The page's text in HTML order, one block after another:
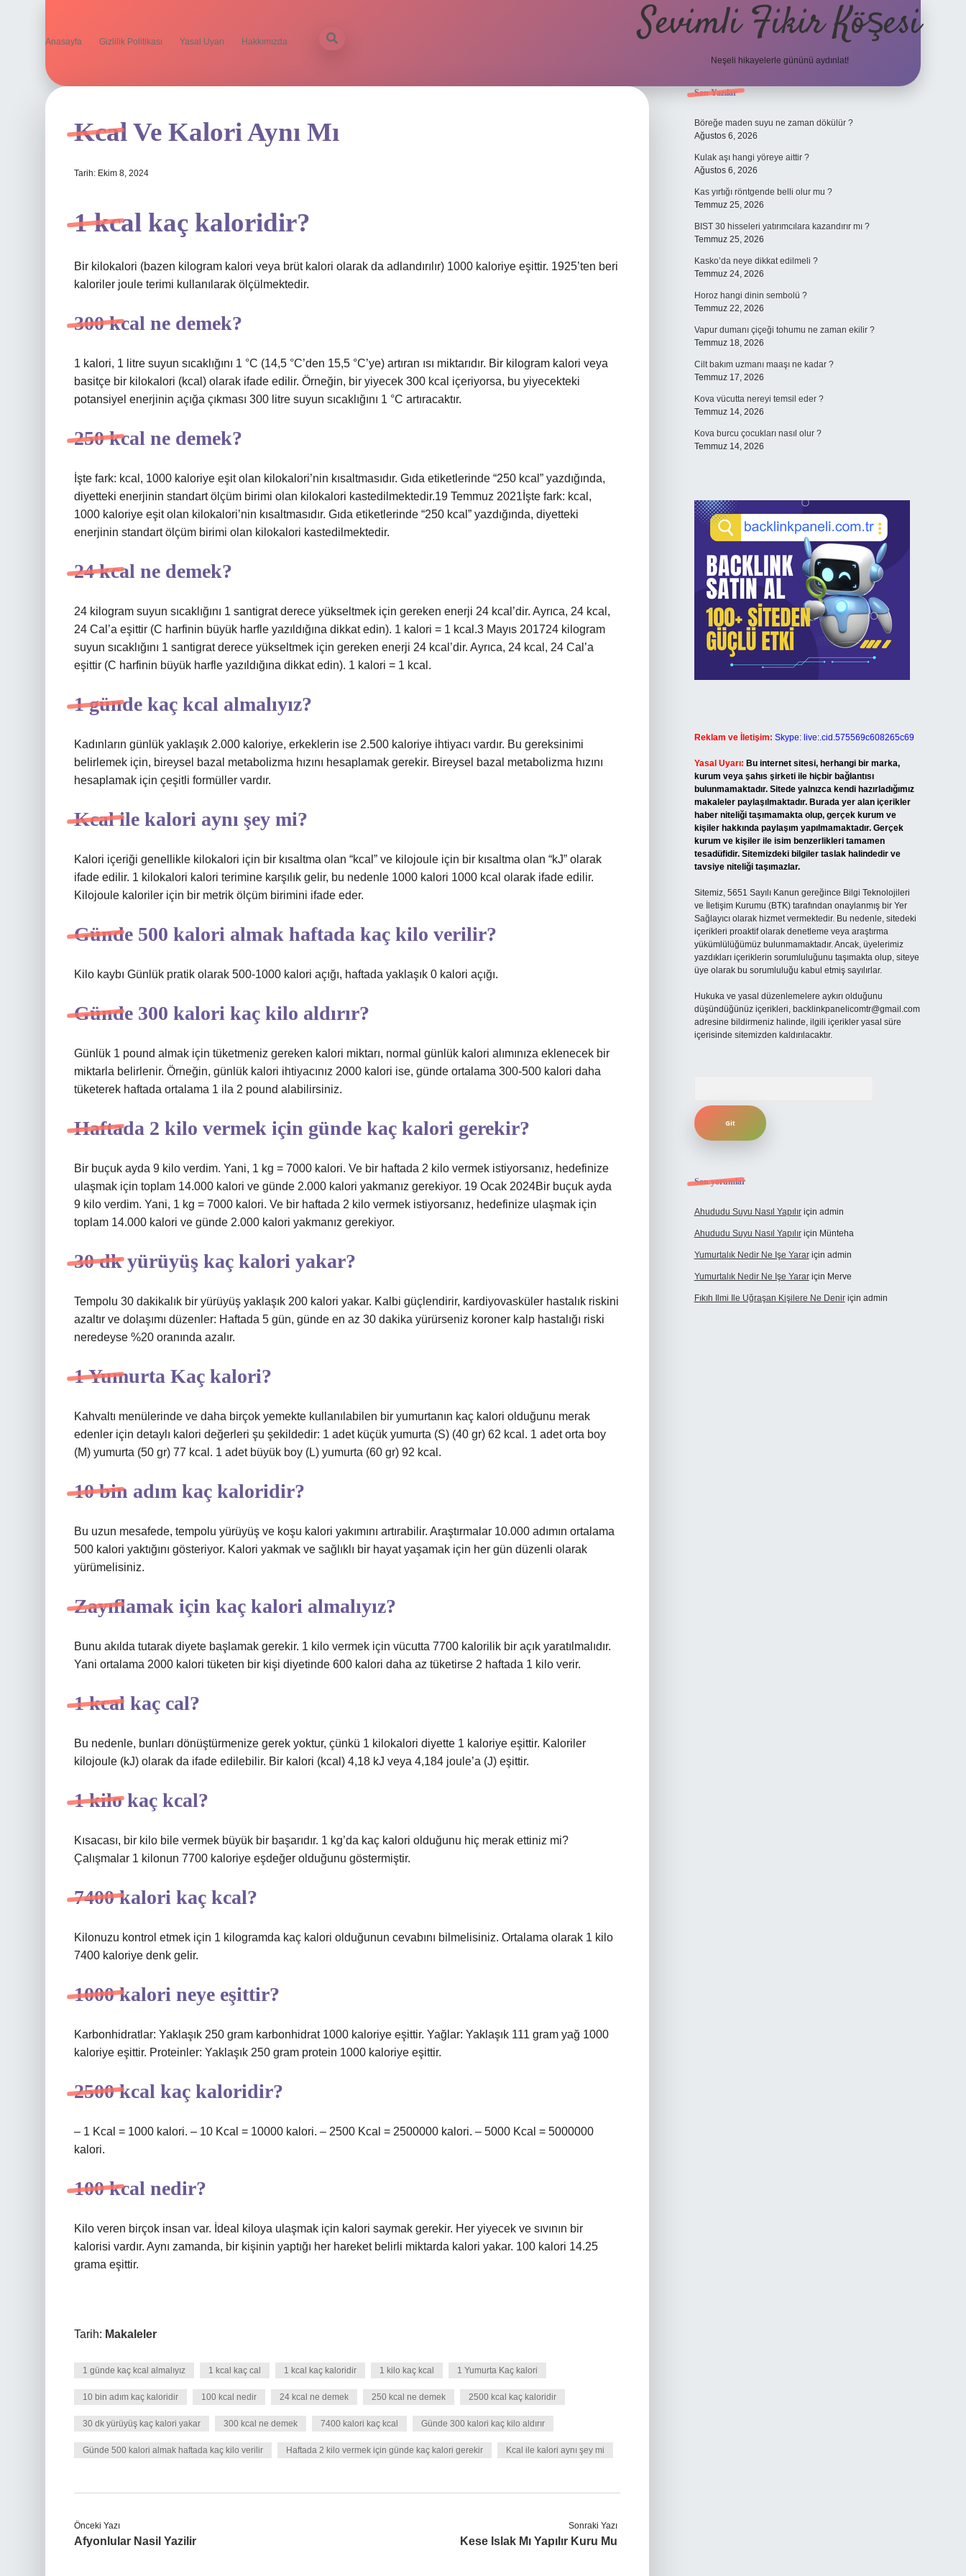
Anasayfa Gizlilik Politikası Yasal Uyarı Hakkımızda Sevimli Fikir Köşesi
Neşeli hikayelerle gününü aydınlat!
Kcal Ve Kalori Aynı Mı
Tarih: Ekim 8, 2024
1 kcal kaç kaloridir?
Bir kilokalori (bazen kilogram kalori veya brüt kalori olarak da adlandırılır) 1000 kaloriye eşittir. 1925’ten beri
kaloriler joule terimi kullanılarak ölçülmektedir.
300 kcal ne demek?
1 kalori, 1 litre suyun sıcaklığını 1 °C (14,5 °C’den 15,5 °C’ye) artıran ısı miktarıdır. Bir kilogram kalori veya
basitçe bir kilokalori (kcal) olarak ifade edilir. Örneğin, bir yiyecek 300 kcal içeriyorsa, bu yiyecekteki
potansiyel enerjinin açığa çıkması 300 litre suyun sıcaklığını 1 °C artıracaktır.
250 kcal ne demek?
İşte fark: kcal, 1000 kaloriye eşit olan kilokalori’nin kısaltmasıdır. Gıda etiketlerinde “250 kcal” yazdığında,
diyetteki enerjinin standart ölçüm birimi olan kilokalori kastedilmektedir.19 Temmuz 2021İşte fark: kcal,
1000 kaloriye eşit olan kilokalori’nin kısaltmasıdır. Gıda etiketlerinde “250 kcal” yazdığında, diyetteki
enerjinin standart ölçüm birimi olan kilokalori kastedilmektedir.
24 kcal ne demek?
24 kilogram suyun sıcaklığını 1 santigrat derece yükseltmek için gereken enerji 24 kcal’dir. Ayrıca, 24 kcal,
24 Cal’a eşittir (C harfinin büyük harfle yazıldığına dikkat edin). 1 kalori = 1 kcal.3 Mayıs 201724 kilogram
suyun sıcaklığını 1 santigrat derece yükseltmek için gereken enerji 24 kcal’dir. Ayrıca, 24 kcal, 24 Cal’a
eşittir (C harfinin büyük harfle yazıldığına dikkat edin). 1 kalori = 1 kcal.
1 günde kaç kcal almalıyız?
Kadınların günlük yaklaşık 2.000 kaloriye, erkeklerin ise 2.500 kaloriye ihtiyacı vardır. Bu gereksinimi
belirlemek için, bireysel bazal metabolizma hızını hesaplamak gerekir. Bireysel bazal metabolizma hızını
hesaplamak için çeşitli formüller vardır.
Kcal ile kalori aynı şey mi?
Kalori içeriği genellikle kilokalori için bir kısaltma olan “kcal” ve kilojoule için bir kısaltma olan “kJ” olarak
ifade edilir. 1 kilokalori kalori terimine karşılık gelir, bu nedenle 1000 kalori 1000 kcal olarak ifade edilir.
Kilojoule kaloriler için bir metrik ölçüm birimini ifade eder.
Günde 500 kalori almak haftada kaç kilo verilir?
Kilo kaybı Günlük pratik olarak 500-1000 kalori açığı, haftada yaklaşık 0 kalori açığı.
Günde 300 kalori kaç kilo aldırır?
Günlük 1 pound almak için tüketmeniz gereken kalori miktarı, normal günlük kalori alımınıza eklenecek bir
miktarla belirlenir. Örneğin, günlük kalori ihtiyacınız 2000 kalori ise, günde ortalama 300-500 kalori daha
tüketerek haftada ortalama 1 ila 2 pound alabilirsiniz.
Haftada 2 kilo vermek için günde kaç kalori gerekir?
Bir buçuk ayda 9 kilo verdim. Yani, 1 kg = 7000 kalori. Ve bir haftada 2 kilo vermek istiyorsanız, hedefinize
ulaşmak için toplam 14.000 kalori ve günde 2.000 kalori yakmanız gerekiyor. 19 Ocak 2024Bir buçuk ayda
9 kilo verdim. Yani, 1 kg = 7000 kalori. Ve bir haftada 2 kilo vermek istiyorsanız, hedefinize ulaşmak için
toplam 14.000 kalori ve günde 2.000 kalori yakmanız gerekiyor.
30 dk yürüyüş kaç kalori yakar?
Tempolu 30 dakikalık bir yürüyüş yaklaşık 200 kalori yakar. Kalbi güçlendirir, kardiyovasküler hastalık riskini
azaltır ve dolaşımı düzenler: Haftada 5 gün, günde en az 30 dakika yürürseniz koroner kalp hastalığı riski
neredeyse %20 oranında azalır.
1 Yumurta Kaç kalori?
Kahvaltı menülerinde ve daha birçok yemekte kullanılabilen bir yumurtanın kaç kalori olduğunu merak
edenler için detaylı kalori değerleri şu şekildedir: 1 adet küçük yumurta (S) (40 gr) 62 kcal. 1 adet orta boy
(M) yumurta (50 gr) 77 kcal. 1 adet büyük boy (L) yumurta (60 gr) 92 kcal.
10 bin adım kaç kaloridir?
Bu uzun mesafede, tempolu yürüyüş ve koşu kalori yakımını artırabilir. Araştırmalar 10.000 adımın ortalama
500 kalori yaktığını gösteriyor. Kalori yakmak ve sağlıklı bir hayat yaşamak için her gün düzenli olarak
yürümelisiniz.
Zayıflamak için kaç kalori almalıyız?
Bunu akılda tutarak diyete başlamak gerekir. 1 kilo vermek için vücutta 7700 kalorilik bir açık yaratılmalıdır.
Yani ortalama 2000 kalori tüketen bir kişi diyetinde 600 kalori daha az tüketirse 2 haftada 1 kilo verir.
1 kcal kaç cal?
Bu nedenle, bunları dönüştürmenize gerek yoktur, çünkü 1 kilokalori diyette 1 kaloriye eşittir. Kaloriler
kilojoule (kJ) olarak da ifade edilebilir. Bir kalori (kcal) 4,18 kJ veya 4,184 joule’a (J) eşittir.
1 kilo kaç kcal?
Kısacası, bir kilo bile vermek büyük bir başarıdır. 1 kg’da kaç kalori olduğunu hiç merak ettiniz mi?
Çalışmalar 1 kilonun 7700 kaloriye eşdeğer olduğunu göstermiştir.
7400 kalori kaç kcal?
Kilonuzu kontrol etmek için 1 kilogramda kaç kalori olduğunun cevabını bilmelisiniz. Ortalama olarak 1 kilo
7400 kaloriye denk gelir.
1000 kalori neye eşittir?
Karbonhidratlar: Yaklaşık 250 gram karbonhidrat 1000 kaloriye eşittir. Yağlar: Yaklaşık 111 gram yağ 1000
kaloriye eşittir. Proteinler: Yaklaşık 250 gram protein 1000 kaloriye eşittir.
2500 kcal kaç kaloridir?
– 1 Kcal = 1000 kalori. – 10 Kcal = 10000 kalori. – 2500 Kcal = 2500000 kalori. – 5000 Kcal = 5000000
kalori.
100 kcal nedir?
Kilo veren birçok insan var. İdeal kiloya ulaşmak için kalori saymak gerekir. Her yiyecek ve sıvının bir
kalorisi vardır. Aynı zamanda, bir kişinin yaptığı her hareket belirli miktarda kalori yakar. 100 kalori 14.25
grama eşittir.
Tarih: Makaleler
1 günde kaç kcal almalıyız 1 kcal kaç cal 1 kcal kaç kaloridir 1 kilo kaç kcal 1 Yumurta Kaç kalori
10 bin adım kaç kaloridir 100 kcal nedir 24 kcal ne demek 250 kcal ne demek 2500 kcal kaç kaloridir
30 dk yürüyüş kaç kalori yakar 300 kcal ne demek 7400 kalori kaç kcal Günde 300 kalori kaç kilo aldırır
Günde 500 kalori almak haftada kaç kilo verilir Haftada 2 kilo vermek için günde kaç kalori gerekir Kcal ile kalori aynı şey mi
Önceki Yazı
Afyonlular Nasil Yazilir
Sonraki Yazı
Kese Islak Mı Yapılır Kuru Mu
Sidebar
Son Yazılar
Böreğe maden suyu ne zaman dökülür ?
Ağustos 6, 2026
Kulak aşı hangi yöreye aittir ?
Ağustos 6, 2026
Kas yırtığı röntgende belli olur mu ?
Temmuz 25, 2026
BIST 30 hisseleri yatırımcılara kazandırır mı ?
Temmuz 25, 2026
Kasko’da neye dikkat edilmeli ?
Temmuz 24, 2026
Horoz hangi dinin sembolü ?
Temmuz 22, 2026
Vapur dumanı çiçeği tohumu ne zaman ekilir ?
Temmuz 18, 2026
Cilt bakım uzmanı maaşı ne kadar ?
Temmuz 17, 2026
Kova vücutta nereyi temsil eder ?
Temmuz 14, 2026
Kova burcu çocukları nasıl olur ?
Temmuz 14, 2026
Reklam ve İletişim: Skype: live:.cid.575569c608265c69
Yasal Uyarı: Bu internet sitesi, herhangi bir marka,
kurum veya şahıs şirketi ile hiçbir bağlantısı
bulunmamaktadır. Sitede yalnızca kendi hazırladığımız
makaleler paylaşılmaktadır. Burada yer alan içerikler
haber niteliği taşımamakta olup, gerçek kurum ve
kişiler hakkında paylaşım yapılmamaktadır. Gerçek
kurum ve kişiler ile isim benzerlikleri tamamen
tesadüfidir. Sitemizdeki bilgiler taslak halindedir ve
tavsiye niteliği taşımazlar.
Sitemiz, 5651 Sayılı Kanun gereğince Bilgi Teknolojileri
ve İletişim Kurumu (BTK) tarafından onaylanmış bir Yer
Sağlayıcı olarak hizmet vermektedir. Bu nedenle, sitedeki
içerikleri proaktif olarak denetleme veya araştırma
yükümlülüğümüz bulunmamaktadır. Ancak, üyelerimiz
yazdıkları içeriklerin sorumluluğunu taşımakta olup, siteye
üye olarak bu sorumluluğu kabul etmiş sayılırlar.
Hukuka ve yasal düzenlemelere aykırı olduğunu
düşündüğünüz içerikleri, backlinkpanelicomtr@gmail.com
adresine bildirmeniz halinde, ilgili içerikler yasal süre
içerisinde sitemizden kaldırılacaktır.
Son yorumlar
Ahududu Suyu Nasıl Yapılıriçin admin
Ahududu Suyu Nasıl Yapılıriçin Münteha
Yumurtalık Nedir Ne Işe Yarariçin admin
Yumurtalık Nedir Ne Işe Yarariçin Merve
Fıkıh Ilmi Ile Uğraşan Kişilere Ne Deniriçin admin